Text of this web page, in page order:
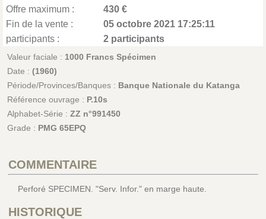
Offre maximum :
430 €
Fin de la vente :
05 octobre 2021 17:25:11
participants :
2 participants
Valeur faciale : 1000 Francs Spécimen
Date : (1960)
Période/Provinces/Banques : Banque Nationale du Katanga
Référence ouvrage : P.10s
Alphabet-Série : ZZ n°991450
Grade : PMG 65EPQ
COMMENTAIRE
Perforé SPECIMEN. "Serv. Infor." en marge haute.
HISTORIQUE